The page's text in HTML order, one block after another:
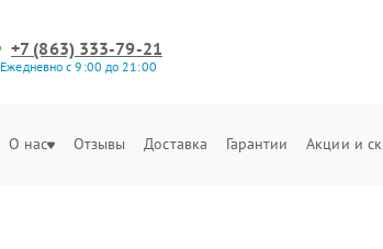
+7 (863) 333-79-21
Ежедневно с 9:00 до 21:00
О нас Отзывы Доставка Гарантии Акции и